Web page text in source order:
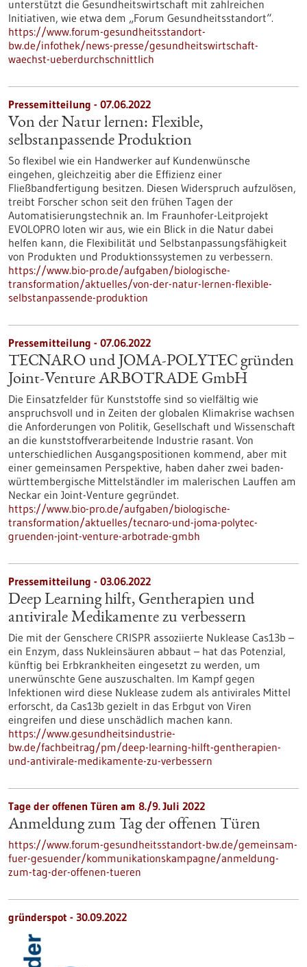
unterstützt die Gesundheitswirtschaft mit zahlreichen
Initiativen, wie etwa dem „Forum Gesundheitsstandort“.
https://www.forum-gesundheitsstandort-
bw.de/infothek/news-presse/gesundheitswirtschaft-
waechst-ueberdurchschnittlich
Pressemitteilung - 07.06.2022
Von der Natur lernen: Flexible,
selbstanpassende Produktion
So flexibel wie ein Handwerker auf Kundenwünsche
eingehen, gleichzeitig aber die Effizienz einer
Fließbandfertigung besitzen. Diesen Widerspruch aufzulösen,
treibt Forscher schon seit den frühen Tagen der
Automatisierungstechnik an. Im Fraunhofer-Leitprojekt
EVOLOPRO loten wir aus, wie ein Blick in die Natur dabei
helfen kann, die Flexibilität und Selbstanpassungsfähigkeit
von Produkten und Produktionssystemen zu verbessern.
https://www.bio-pro.de/aufgaben/biologische-
transformation/aktuelles/von-der-natur-lernen-flexible-
selbstanpassende-produktion
Pressemitteilung - 07.06.2022
TECNARO und JOMA-POLYTEC gründen
Joint-Venture ARBOTRADE GmbH
Die Einsatzfelder für Kunststoffe sind so vielfältig wie
anspruchsvoll und in Zeiten der globalen Klimakrise wachsen
die Anforderungen von Politik, Gesellschaft und Wissenschaft
an die kunststoffverarbeitende Industrie rasant. Von
unterschiedlichen Ausgangspositionen kommend, aber mit
einer gemeinsamen Perspektive, haben daher zwei baden-
württembergische Mittelständler im malerischen Lauffen am
Neckar ein Joint-Venture gegründet.
https://www.bio-pro.de/aufgaben/biologische-
transformation/aktuelles/tecnaro-und-joma-polytec-
gruenden-joint-venture-arbotrade-gmbh
Pressemitteilung - 03.06.2022
Deep Learning hilft, Gentherapien und
antivirale Medikamente zu verbessern
Die mit der Genschere CRISPR assoziierte Nuklease Cas13b –
ein Enzym, dass Nukleinsäuren abbaut – hat das Potenzial,
künftig bei Erbkrankheiten eingesetzt zu werden, um
unerwünschte Gene auszuschalten. Im Kampf gegen
Infektionen wird diese Nuklease zudem als antivirales Mittel
erforscht, da Cas13b gezielt in das Erbgut von Viren
eingreifen und diese unschädlich machen kann.
https://www.gesundheitsindustrie-
bw.de/fachbeitrag/pm/deep-learning-hilft-gentherapien-
und-antivirale-medikamente-zu-verbessern
Tage der offenen Türen am 8./9. Juli 2022
Anmeldung zum Tag der offenen Türen
https://www.forum-gesundheitsstandort-bw.de/gemeinsam-
fuer-gesuender/kommunikationskampagne/anmeldung-
zum-tag-der-offenen-tueren
gründerspot - 30.09.2022